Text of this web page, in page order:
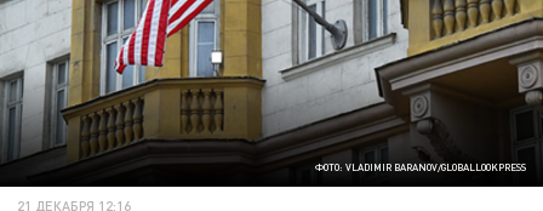
ФОТО: VLADIMIR BARANOV/GLOBALLOOKPRESS
21 ДЕКАБРЯ 12:16